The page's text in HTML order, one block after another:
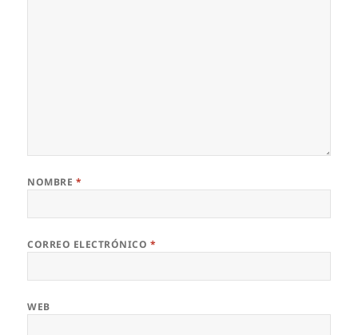
NOMBRE *
CORREO ELECTRÓNICO *
WEB